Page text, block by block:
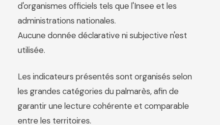
d'organismes officiels tels que l'Insee et les
administrations nationales.
Aucune donnée déclarative ni subjective n'est
utilisée.
Les indicateurs présentés sont organisés selon
les grandes catégories du palmarès, afin de
garantir une lecture cohérente et comparable
entre les territoires.